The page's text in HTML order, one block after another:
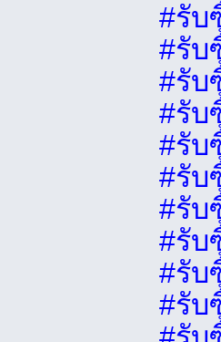
#รับ
#รับ
#รับ
#รับ
#รับ
#รับ
#รับ
#รับ
#รับ
#รับ